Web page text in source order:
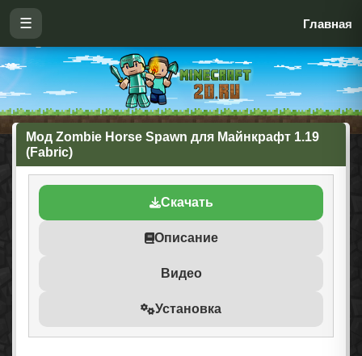
☰ Главная
Мод Zombie Horse Spawn для Майнкрафт 1.19
(Fabric)
Скачать
Описание
Видео
Установка